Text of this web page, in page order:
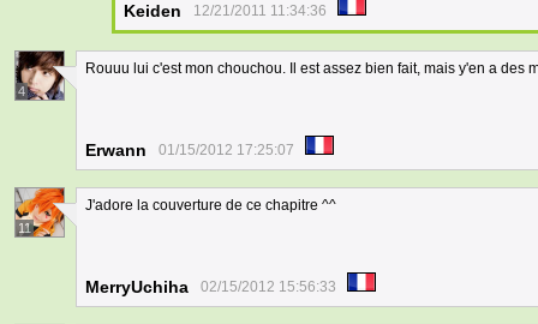
Keiden 12/21/2011 11:34:36
4
Rouuu lui c'est mon chouchou. Il est assez bien fait, mais y'en a des
Erwann 01/15/2012 17:25:07
11
J'adore la couverture de ce chapitre ^^
MerryUchiha 02/15/2012 15:56:33